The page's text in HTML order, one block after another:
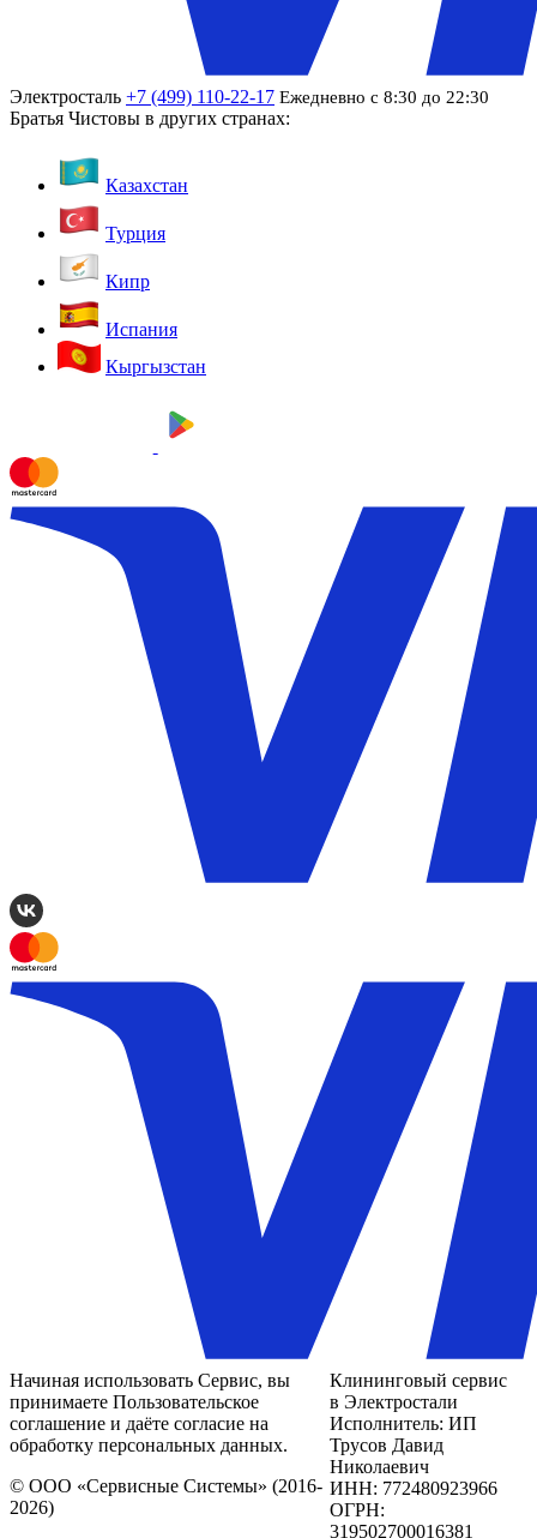
Электросталь +7 (499) 110-22-17 Ежедневно с 8:30 до 22:30
Братья Чистовы в других странах:
Казахстан
Турция
Кипр
Испания
Кыргызстан
Начиная использовать Сервис, вы
принимаете Пользовательское
соглашение и даёте согласие на
обработку персональных данных.
© ООО «Сервисные Системы» (2016-
2026)
Клининговый сервис
в Электростали
Исполнитель: ИП
Трусов Давид
Николаевич
ИНН: 772480923966
ОГРН:
319502700016381